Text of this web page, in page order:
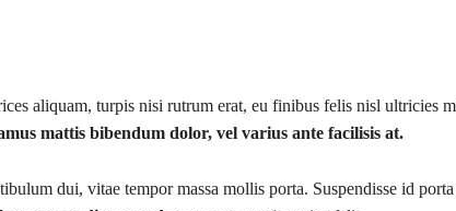
aliquam, turpis nisi rutrum erat, eu finibus felis nisl ultricies
mattis bibendum dolor, vel varius ante facilisis at.
dui, vitae tempor massa mollis porta. Suspendisse id